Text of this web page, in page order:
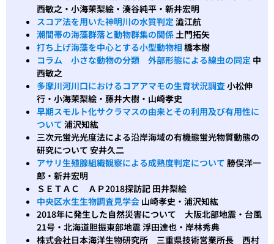
西敏之・小海茉梨絵・湊谷純平・新井宏明
スコア法を用いた神明川の水質判定 澁江航
潮間帯の海藻群落と動物群集の関係 土門拓矢
打ち上げ海藻を中心とする小型動物相 橋本樹
コラム 小さな動物の分類 外部形態による線虫の同定 中
西敏之
多摩川河川口におけるコアアマモの生育状況調査小松伸
行・小海茉梨絵・藤井大樹・山崎孝史
早期スモルト化サクラマスの由来とその利用及び有用性に
ついて 浦沢知紘
三次元蛍光光度法による沿岸海域の有機態蛍光物質動態の
研究について 安井久二
アサリ生殖腺組織観察による成熟度判定について 勝俣洋一
郎・新井宏明
ＳＥＴＡＣ ＡＰ2018探訪記 田井梨絵
中央区水生生物調査見学会 山崎孝史・浦沢知紘
2018年に発生した自然災害について 大阪北部地震・台風
21号・北海道胆振東部地震 浮田達也・岸林秀典
株式会社日本海洋生物研究所 三重県技術営業所長 西村